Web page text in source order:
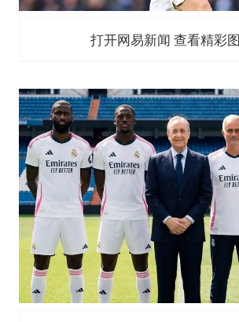
打开网易新闻 查看精彩